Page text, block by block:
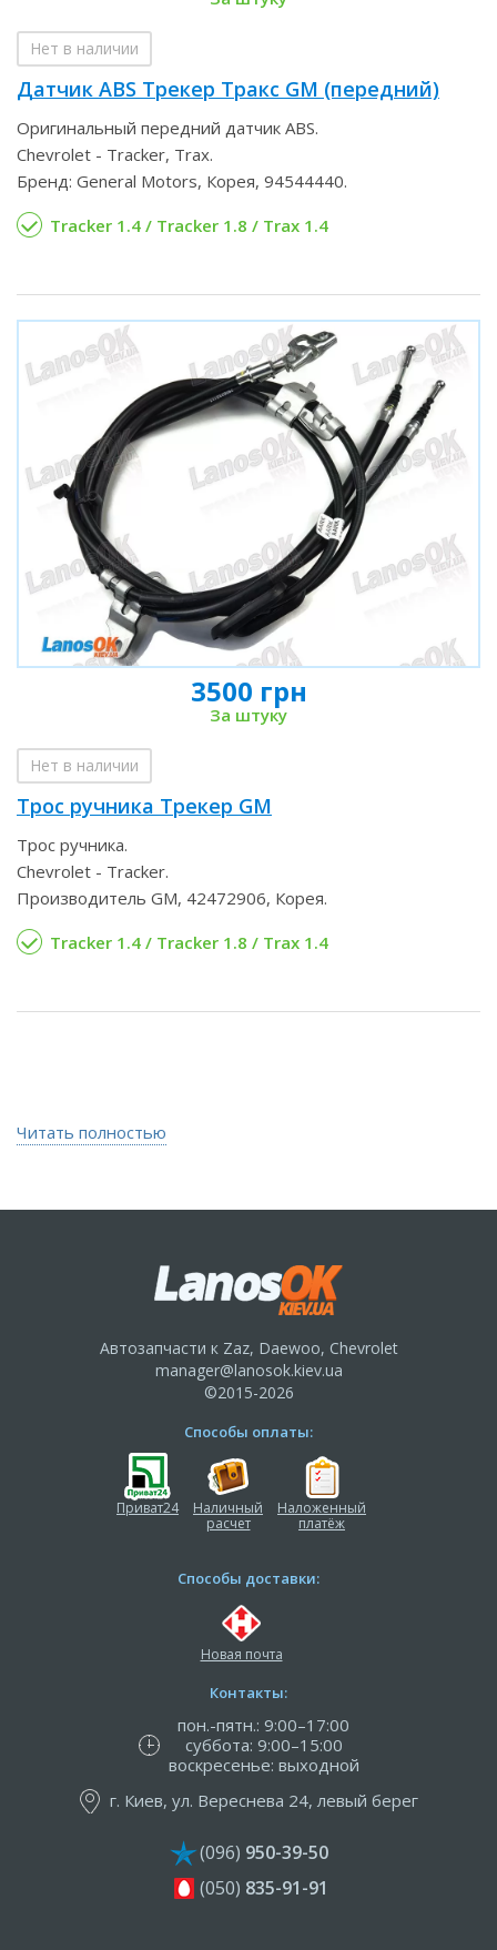
Нет в наличии
Датчик ABS Трекер Тракс GM (передний)
Оригинальный передний датчик ABS.
Chevrolet - Tracker, Trax.
Бренд: General Motors, Корея, 94544440.
Tracker 1.4 / Tracker 1.8 / Trax 1.4
3500 грн
За штуку
Нет в наличии
Трос ручника Трекер GM
Трос ручника.
Chevrolet - Tracker.
Производитель GM, 42472906, Корея.
Tracker 1.4 / Tracker 1.8 / Trax 1.4
Читать полностью
Автозапчасти к Zaz, Daewoo, Chevrolet
manager@lanosok.kiev.ua
©2015-2026
Способы оплаты:
Приват24
Наличный
расчет
Наложенный
платёж
Способы доставки:
Новая почта
Контакты:
пон.-пятн.: 9:00–17:00
суббота: 9:00–15:00
воскресенье: выходной
г. Киев, ул. Вереснева 24, левый берег
(096) 950-39-50
(050) 835-91-91